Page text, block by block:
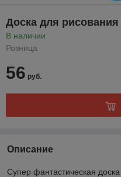
Доска для
В наличии
Розница
56 руб.
Описание
Супер фантастическая